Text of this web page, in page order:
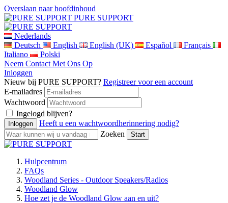
Overslaan naar hoofdinhoud
PURE SUPPORT
Nederlands
Deutsch
English English (UK) Español
Français
Italiano
Polski
Neem Contact Met Ons Op
Inloggen
Nieuw bij PURE SUPPORT? Registreer voor een account
E-mailadres
Wachtwoord
Ingelogd blijven?
Heeft u een wachtwoordherinnering nodig?
Zoeken
Hulpcentrum
FAQs
Woodland Series - Outdoor Speakers/Radios
Woodland Glow
Hoe zet je de Woodland Glow aan en uit?